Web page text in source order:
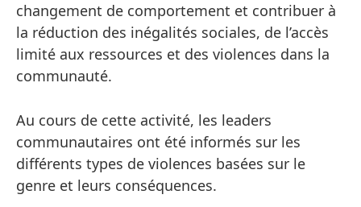
changement de comportement et contribuer à
la réduction des inégalités sociales, de l’accès
limité aux ressources et des violences dans la
communauté.
Au cours de cette activité, les leaders
communautaires ont été informés sur les
différents types de violences basées sur le
genre et leurs conséquences.